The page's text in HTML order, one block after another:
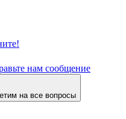
нам сообщение
на все вопросы